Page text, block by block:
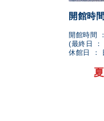
開館時間
開館時間
(最終日
休館日 ：